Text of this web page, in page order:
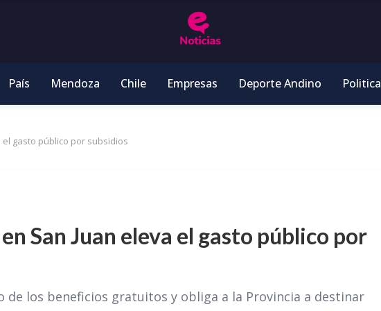
País Mendoza Chile Empresas Deporte Andino Politica
gasto público por subsidios
San Juan eleva el gasto público por
de los beneficios gratuitos y obliga a la Provincia a destinar